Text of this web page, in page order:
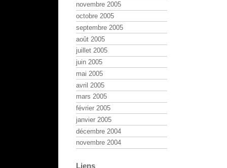
novembre 2005
octobre 2005
septembre 2005
août 2005
juillet 2005
juin 2005
mai 2005
avril 2005
mars 2005
février 2005
janvier 2005
décembre 2004
novembre 2004
Liens